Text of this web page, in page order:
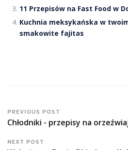
11 Przepisów na Fast Food w
Kuchnia meksykańska w
smakowite fajitas
PREVIOUS POST
Chłodniki - przepisy na
NEXT POST